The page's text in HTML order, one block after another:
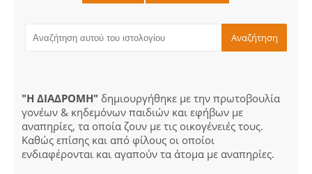
"Η ΔΙΑΔΡΟΜΗ" δημιουργήθηκε με την πρωτοβουλία
γονέων & κηδεμόνων παιδιών και εφήβων με
αναπηρίες, τα οποία ζουν με τις οικογένειές τους.
Καθώς επίσης και από φίλους οι οποίοι
ενδιαφέρονται και αγαπούν τα άτομα με αναπηρίες.